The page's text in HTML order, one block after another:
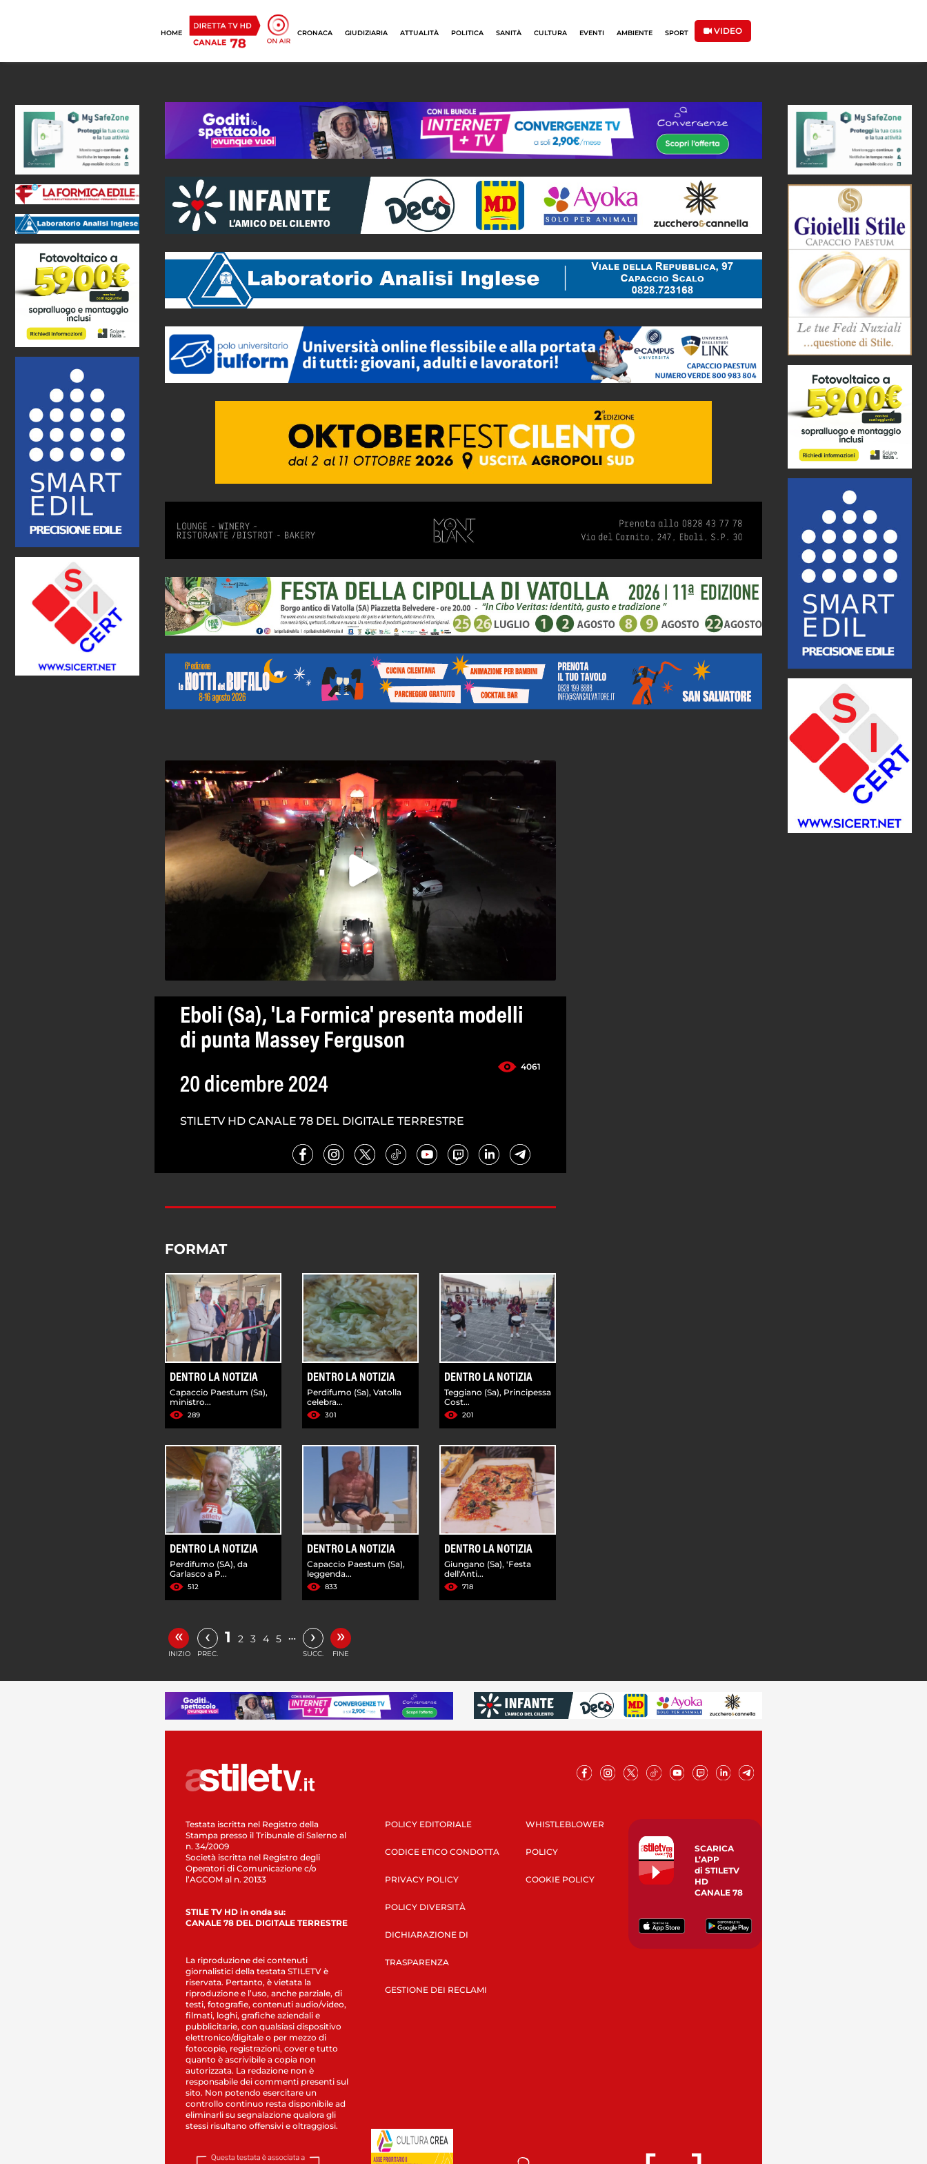
HOME CRONACA GIUDIZIARIA ATTUALITÀ POLITICA SANITÀ CULTURA EVENTI AMBIENTE SPORT VIDEO
Eboli (Sa), 'La Formica' presenta modelli
di punta Massey Ferguson
4061
20 dicembre 2024
STILETV HD CANALE 78 DEL DIGITALE TERRESTRE
FORMAT
DENTRO LA NOTIZIA
Capaccio Paestum (Sa),
ministro...
289
DENTRO LA NOTIZIA
Perdifumo (Sa), Vatolla
celebra...
301
DENTRO LA NOTIZIA
Teggiano (Sa), Principessa
Cost...
201
DENTRO LA NOTIZIA
Perdifumo (SA), da
Garlasco a P...
512
DENTRO LA NOTIZIA
Capaccio Paestum (Sa),
leggenda...
833
DENTRO LA NOTIZIA
Giungano (Sa), 'Festa
dell'Anti...
718
«
INIZIO
‹
PREC.
1 2 3 4 5 … ›
SUCC.
»
FINE
Testata iscritta nel Registro della
Stampa presso il Tribunale di Salerno al
n. 34/2009
Società iscritta nel Registro degli
Operatori di Comunicazione c/o
l’AGCOM al n. 20133
STILE TV HD in onda su:
CANALE 78 DEL DIGITALE TERRESTRE
La riproduzione dei contenuti
giornalistici della testata STILETV è
riservata. Pertanto, è vietata la
riproduzione e l’uso, anche parziale, di
testi, fotografie, contenuti audio/video,
filmati, loghi, grafiche aziendali e
pubblicitarie, con qualsiasi dispositivo
elettronico/digitale o per mezzo di
fotocopie, registrazioni, cover e tutto
quanto è ascrivibile a copia non
autorizzata. La redazione non è
responsabile dei commenti presenti sul
sito. Non potendo esercitare un
controllo continuo resta disponibile ad
eliminarli su segnalazione qualora gli
stessi risultano offensivi e oltraggiosi.
POLICY EDITORIALE
CODICE ETICO CONDOTTA
PRIVACY POLICY
POLICY DIVERSITÀ
DICHIARAZIONE DI
TRASPARENZA
GESTIONE DEI RECLAMI
WHISTLEBLOWER
POLICY
COOKIE POLICY
SCARICA
L’APP
di STILETV
HD
CANALE 78